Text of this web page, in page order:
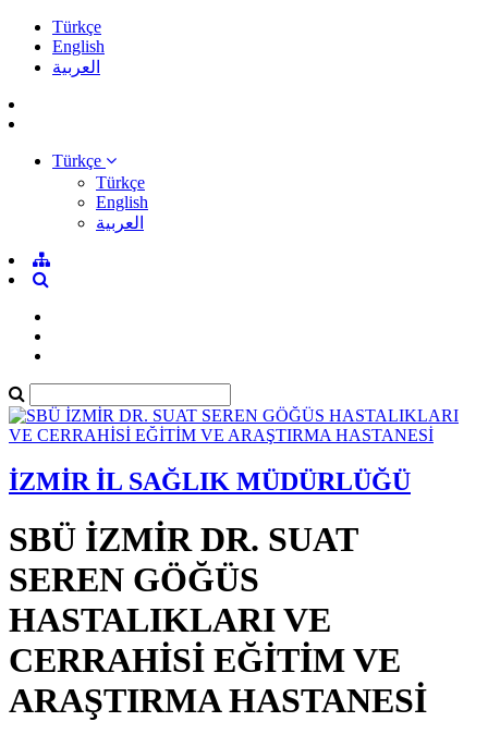
Türkçe
English
العربية
Türkçe
Türkçe
English
العربية
İZMİR İL SAĞLIK MÜDÜRLÜĞÜ
SBÜ İZMİR DR. SUAT
SEREN GÖĞÜS
HASTALIKLARI VE
CERRAHİSİ EĞİTİM VE
ARAŞTIRMA HASTANESİ